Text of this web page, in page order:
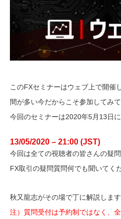
このFXセミナーはウェブ上で開催
間が多い今だからこそ参加してみて
今回のセミナーは2020年5月13日に
13/05/2020 – 21:00 (JST)
今回は全ての視聴者の皆さんの疑問
FX取引の疑問質問何でも聞いてく
秋又龍志がその場で丁に解説します
注）質問受付は予約制ではなく、